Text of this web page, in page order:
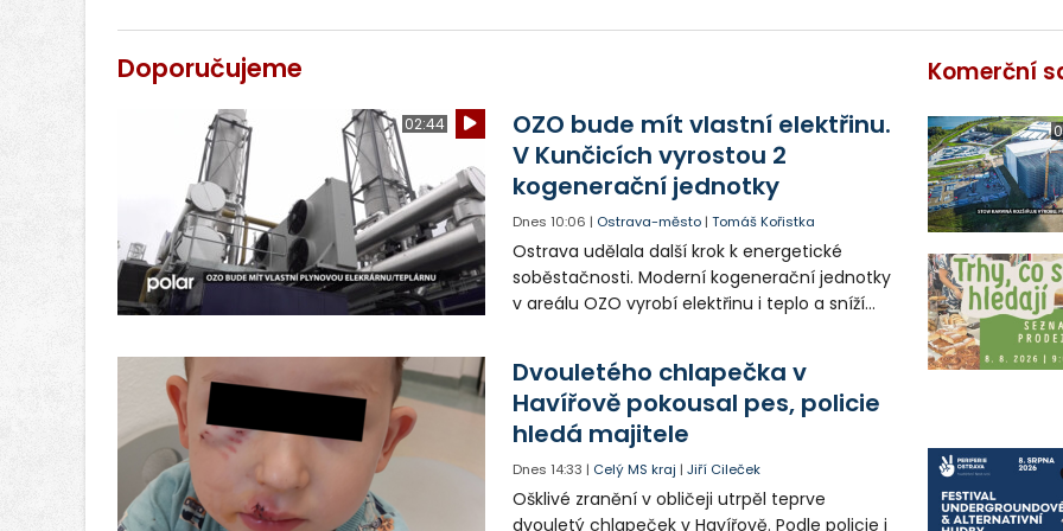
Doporučujeme
02:44
OZO bude mít vlastní elektřinu.
V Kunčicích vyrostou 2
kogenerační jednotky
Dnes 10:06 | Ostrava-město |Tomáš Kořistka
Ostrava udělala další krok k energetické
soběstačnosti. Moderní kogenerační jednotky
v areálu OZO vyrobí elektřinu i teplo a sníží
Dvouletého chlapečka v
Havířově pokousal pes, policie
hledá majitele
Dnes 14:33 | Celý MS kraj |Jiří Cileček
Ošklivé zranění v obličeji utrpěl teprve
dvouletý chlapeček v Havířově. Podle policie i
Komerční